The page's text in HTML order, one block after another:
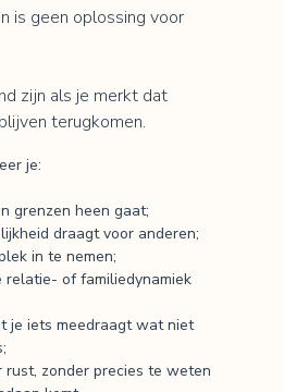
is geen oplossing voor
zijn als je merkt dat
terugkomen.
je:
grenzen heen gaat;
draagt voor anderen;
in te nemen;
of familiedynamiek
je iets meedraagt wat niet
rust, zonder precies te weten